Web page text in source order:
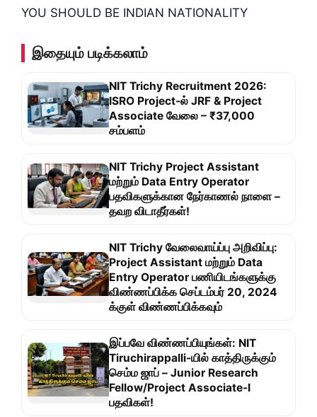
YOU SHOULD BE INDIAN NATIONALITY
இதையும் படிக்கலாம்
NIT Trichy Recruitment 2026:
ISRO Project-ல் JRF & Project
Associate வேலை – ₹37,000
சம்பளம்
NIT Trichy Project Assistant
மற்றும் Data Entry Operator
பதவிகளுக்கான நேர்காணல் நாளை –
தவற விடாதீர்கள்!
NIT Trichy வேலைவாய்ப்பு அறிவிப்பு:
Project Assistant மற்றும் Data
Entry Operator பணியிடங்களுக்கு
விண்ணப்பிக்க செப்டம்பர் 20, 2024
க்குள் விண்ணப்பிக்கவும்
இப்பவே விண்ணப்பியுங்கள்: NIT
Tiruchirappalli-யில் காத்திருக்கும்
செம்ம ஜாப் – Junior Research
Fellow/Project Associate-I
பதவிகள்!